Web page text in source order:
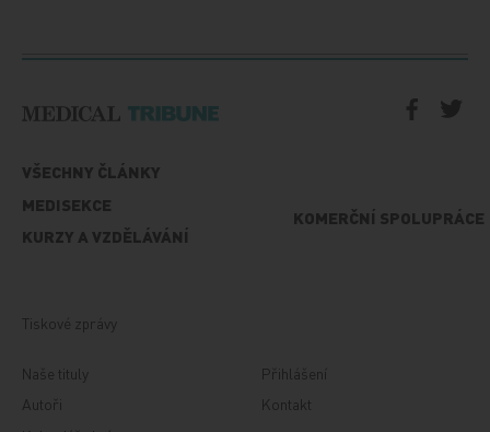
VŠECHNY ČLÁNKY
MEDISEKCE
KURZY A VZDĚLÁVÁNÍ
KOMERČNÍ SPOLUPRÁCE
Tiskové zprávy
Naše tituly
Autoři
Přihlášení
Kontakt